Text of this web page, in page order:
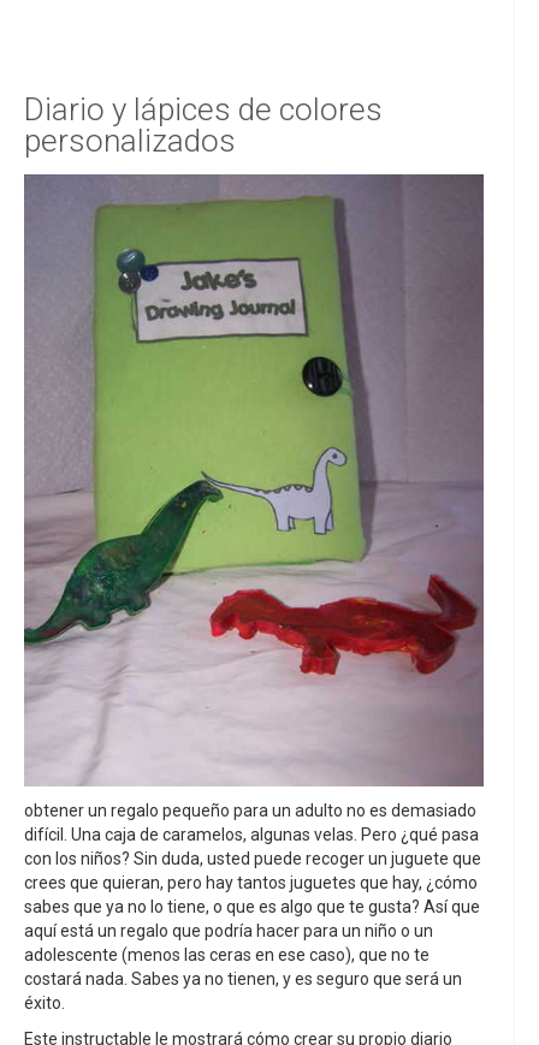
Diario y lápices de colores
personalizados
obtener un regalo pequeño para un adulto no es demasiado
difícil. Una caja de caramelos, algunas velas. Pero ¿qué pasa
con los niños? Sin duda, usted puede recoger un juguete que
crees que quieran, pero hay tantos juguetes que hay, ¿cómo
sabes que ya no lo tiene, o que es algo que te gusta? Así que
aquí está un regalo que podría hacer para un niño o un
adolescente (menos las ceras en ese caso), que no te
costará nada. Sabes ya no tienen, y es seguro que será un
éxito.
Este instructable le mostrará cómo crear su propio diario